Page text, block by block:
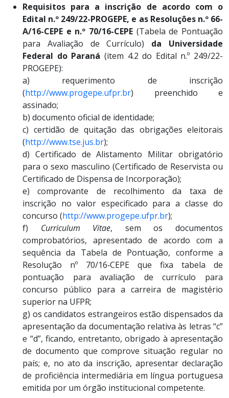
Requisitos para a inscrição de acordo com o
Edital n.º 249/22-PROGEPE, e as Resoluções n.º 66-
A/16-CEPE e n.º 70/16-CEPE (Tabela de Pontuação
para Avaliação de Currículo) da Universidade
Federal do Paraná (item 4.2 do Edital n.º 249/22-
PROGEPE):
a) requerimento de inscrição
(http://www.progepe.ufpr.br) preenchido e
assinado;
b) documento oficial de identidade;
c) certidão de quitação das obrigações eleitorais
(http://www.tse.jus.br);
d) Certificado de Alistamento Militar obrigatório
para o sexo masculino (Certificado de Reservista ou
Certificado de Dispensa de Incorporação);
e) comprovante de recolhimento da taxa de
inscrição no valor especificado para a classe do
concurso (http://www.progepe.ufpr.br);
f) Curriculum Vitae, sem os documentos
comprobatórios, apresentado de acordo com a
sequência da Tabela de Pontuação, conforme a
Resolução nº 70/16‐CEPE que fixa tabela de
pontuação para avaliação de currículo para
concurso público para a carreira de magistério
superior na UFPR;
g) os candidatos estrangeiros estão dispensados da
apresentação da documentação relativa às letras “c”
e “d”, ficando, entretanto, obrigado à apresentação
de documento que comprove situação regular no
país; e, no ato da inscrição, apresentar declaração
de proficiência intermediária em língua portuguesa
emitida por um órgão institucional competente.